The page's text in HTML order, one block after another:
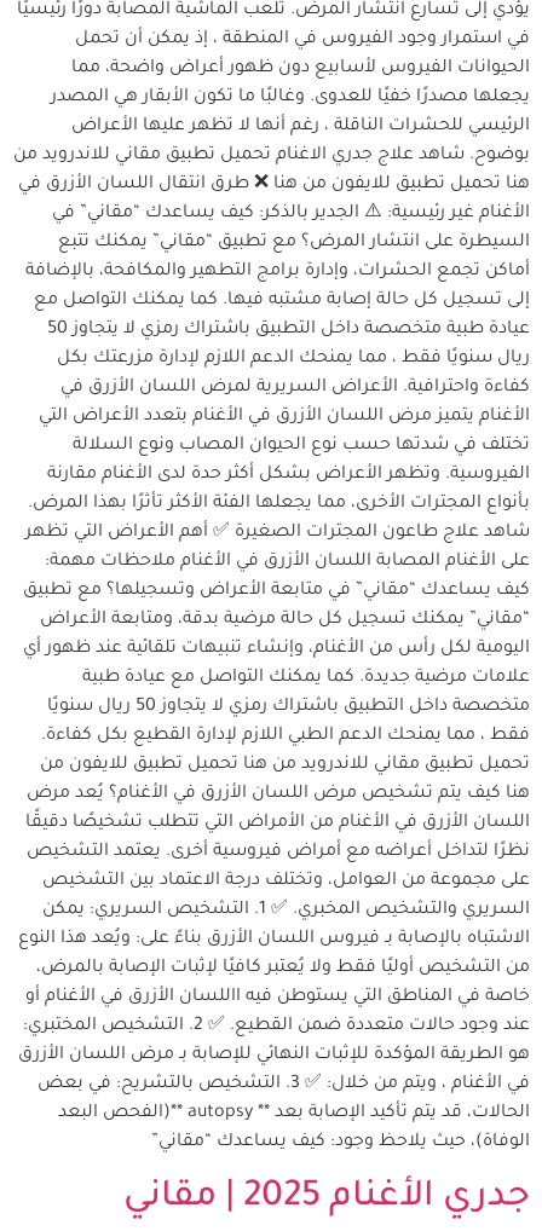
يؤدي إلى تسارع انتشار المرض. تلعب الماشية المصابة دورًا رئيسيًا
في استمرار وجود الفيروس في المنطقة ، إذ يمكن أن تحمل
الحيوانات الفيروس لأسابيع دون ظهور أعراض واضحة، مما
يجعلها مصدرًا خفيًا للعدوى. وغالبًا ما تكون الأبقار هي المصدر
الرئيسي للحشرات الناقلة ، رغم أنها لا تظهر عليها الأعراض
بوضوح. شاهد علاج جدري الاغنام تحميل تطبيق مقاني للاندرويد من
هنا تحميل تطبيق للايفون من هنا ❌ طرق انتقال اللسان الأزرق في
الأغنام غير رئيسية: ⚠️ الجدير بالذكر: كيف يساعدك “مقاني” في
السيطرة على انتشار المرض؟ مع تطبيق “مقاني” يمكنك تتبع
أماكن تجمع الحشرات، وإدارة برامج التطهير والمكافحة، بالإضافة
إلى تسجيل كل حالة إصابة مشتبه فيها. كما يمكنك التواصل مع
عيادة طبية متخصصة داخل التطبيق باشتراك رمزي لا يتجاوز 50
ريال سنويًا فقط ، مما يمنحك الدعم اللازم لإدارة مزرعتك بكل
كفاءة واحترافية. الأعراض السريرية لمرض اللسان الأزرق في
الأغنام يتميز مرض اللسان الأزرق في الأغنام بتعدد الأعراض التي
تختلف في شدتها حسب نوع الحيوان المصاب ونوع السلالة
الفيروسية. وتظهر الأعراض بشكل أكثر حدة لدى الأغنام مقارنة
بأنواع المجترات الأخرى، مما يجعلها الفئة الأكثر تأثرًا بهذا المرض.
شاهد علاج طاعون المجترات الصغيرة ✅ أهم الأعراض التي تظهر
على الأغنام المصابة اللسان الأزرق في الأغنام ملاحظات مهمة:
كيف يساعدك “مقاني” في متابعة الأعراض وتسجيلها؟ مع تطبيق
“مقاني” يمكنك تسجيل كل حالة مرضية بدقة، ومتابعة الأعراض
اليومية لكل رأس من الأغنام، وإنشاء تنبيهات تلقائية عند ظهور أي
علامات مرضية جديدة. كما يمكنك التواصل مع عيادة طبية
متخصصة داخل التطبيق باشتراك رمزي لا يتجاوز 50 ريال سنويًا
فقط ، مما يمنحك الدعم الطبي اللازم لإدارة القطيع بكل كفاءة.
تحميل تطبيق مقاني للاندرويد من هنا تحميل تطبيق للايفون من
هنا كيف يتم تشخيص مرض اللسان الأزرق في الأغنام؟ يُعد مرض
اللسان الأزرق في الأغنام من الأمراض التي تتطلب تشخيصًا دقيقًا
نظرًا لتداخل أعراضه مع أمراض فيروسية أخرى. يعتمد التشخيص
على مجموعة من العوامل، وتختلف درجة الاعتماد بين التشخيص
السريري والتشخيص المخبري. ✅ 1. التشخيص السريري: يمكن
الاشتباه بالإصابة بـ فيروس اللسان الأزرق بناءً على: ويُعد هذا النوع
من التشخيص أوليًا فقط ولا يُعتبر كافيًا لإثبات الإصابة بالمرض،
خاصة في المناطق التي يستوطن فيه االلسان الأزرق في الأغنام أو
عند وجود حالات متعددة ضمن القطيع. ✅ 2. التشخيص المختبري:
هو الطريقة المؤكدة للإثبات النهائي للإصابة بـ مرض اللسان الأزرق
في الأغنام ، ويتم من خلال: ✅ 3. التشخيص بالتشريح: في بعض
الحالات، قد يتم تأكيد الإصابة بعد ** autopsy **(الفحص البعد
الوفاة)، حيث يلاحظ وجود: كيف يساعدك “مقاني”
جدري الأغنام 2025 | مقاني